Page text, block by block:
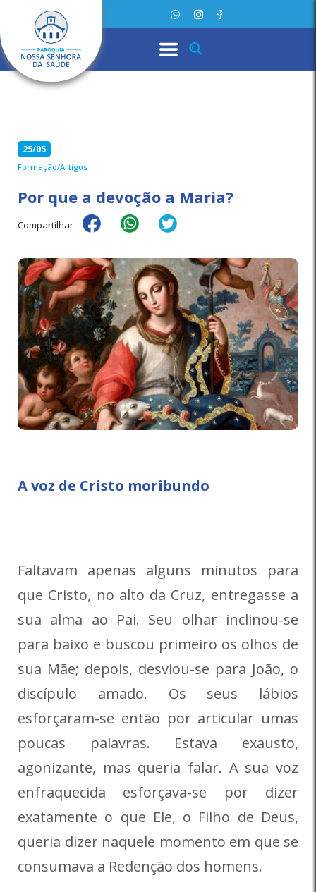
25/05
Formação/Artigos
Por que a devoção a Maria?
Compartilhar
A voz de Cristo moribundo
Faltavam apenas alguns minutos para
que Cristo, no alto da Cruz, entregasse a
sua alma ao Pai. Seu olhar inclinou-se
para baixo e buscou primeiro os olhos de
sua Mãe; depois, desviou-se para João, o
discípulo amado. Os seus lábios
esforçaram-se então por articular umas
poucas palavras. Estava exausto,
agonizante, mas queria falar. A sua voz
enfraquecida esforçava-se por dizer
exatamente o que Ele, o Filho de Deus,
queria dizer naquele momento em que se
consumava a Redenção dos homens.